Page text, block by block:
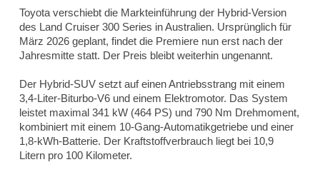
Toyota verschiebt die Markteinführung der Hybrid-Version
des Land Cruiser 300 Series in Australien. Ursprünglich für
März 2026 geplant, findet die Premiere nun erst nach der
Jahresmitte statt. Der Preis bleibt weiterhin ungenannt.
Der Hybrid-SUV setzt auf einen Antriebsstrang mit einem
3,4-Liter-Biturbo-V6 und einem Elektromotor. Das System
leistet maximal 341 kW (464 PS) und 790 Nm Drehmoment,
kombiniert mit einem 10-Gang-Automatikgetriebe und einer
1,8-kWh-Batterie. Der Kraftstoffverbrauch liegt bei 10,9
Litern pro 100 Kilometer.